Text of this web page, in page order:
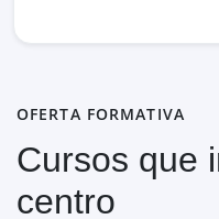
OFERTA FORMATIVA
Cursos que
centro